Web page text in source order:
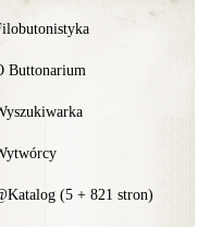
Buttonarium
(5 + 821 stron)